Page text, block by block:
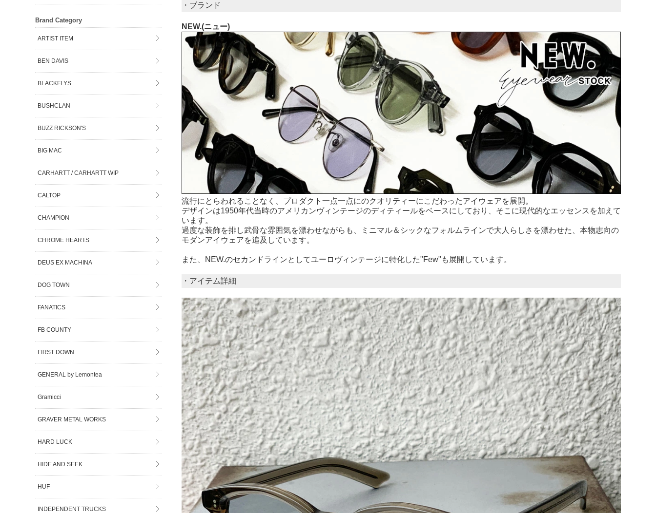
・ブランド
NEW.(ニュー)
流行にとらわれることなく、プロダクト一点一点にのクオリティーにこだわったアイウェアを展開。
デザインは1950年代当時のアメリカンヴィンテージのディティールをベースにしており、そこに現代的なエッセンスを加えて
います。
過度な装飾を排し武骨な雰囲気を漂わせながらも、ミニマル＆シックなフォルムラインで大人らしさを漂わせた、本物志向の
モダンアイウェアを追及しています。
また、NEW.のセカンドラインとしてユーロヴィンテージに特化した"Few"も展開しています。
・アイテム詳細
Brand Category
ARTIST ITEM
BEN DAVIS
BLACKFLYS
BUSHCLAN
BUZZ RICKSON'S
BIG MAC
CARHARTT / CARHARTT WIP
CALTOP
CHAMPION
CHROME HEARTS
DEUS EX MACHINA
DOG TOWN
FANATICS
FB COUNTY
FIRST DOWN
GENERAL by Lemontea
Gramicci
GRAVER METAL WORKS
HARD LUCK
HIDE AND SEEK
HUF
INDEPENDENT TRUCKS